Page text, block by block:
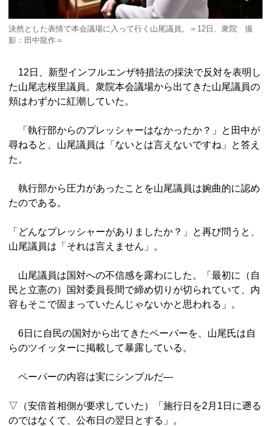
決然とした表情で本会議場に入って行く山尾議員。＝12日、衆院 撮
影：田中龍作＝
12日、新型インフルエンザ特措法の採決で反対を表明し
た山尾志桜里議員。衆院本会議場から出てきた山尾議員の
頬はわずかに紅潮していた。
「執行部からのプレッシャーはなかったか？」と田中が
尋ねると、山尾議員は「ないとは言えないですね」と答え
た。
執行部から圧力があったことを山尾議員は婉曲的に認め
たのである。
「どんなプレッシャーがありましたか？」と再び問うと、
山尾議員は「それは言えません」。
山尾議員は国対への不信感を露わにした。「最初に（自
民と立憲の）国対委員長間で締め切りが切られていて、内
容もそこで固まっていたんじゃないかと思われる」。
6日に自民の国対から出てきたペーパーを、山尾氏は自
らのツイッターに掲載して暴露している。
ペーパーの内容は実にシンプルだ―
▽（安倍首相側が要求していた）「施行日を2月1日に遡る
のではなくて、公布日の翌日とする」。